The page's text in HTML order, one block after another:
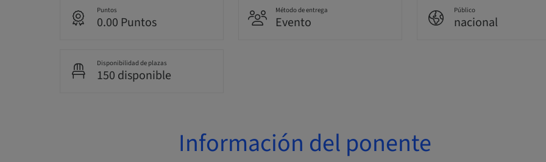
Puntos
0.00 Puntos
Método de entrega
Evento
Público
nacional
Disponibilidad de plazas
150 disponible
Información del ponente